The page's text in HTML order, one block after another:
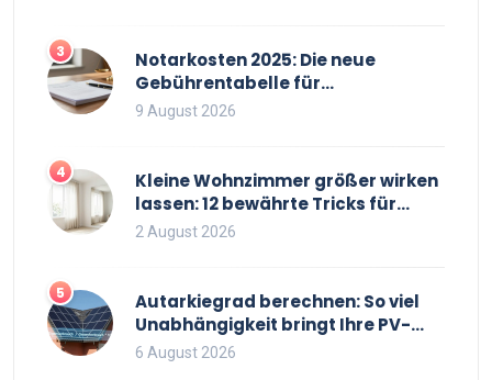
3
Notarkosten 2025: Die neue
Gebührentabelle für
Immobilienkäufe
9 August 2026
4
Kleine Wohnzimmer größer wirken
lassen: 12 bewährte Tricks für
mehr Raumgefühl
2 August 2026
5
Autarkiegrad berechnen: So viel
Unabhängigkeit bringt Ihre PV-
Anlage mit Speicher
6 August 2026